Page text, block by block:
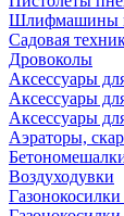
Шлифмашины
Садовая
Дровоколы
Аксессуары
Аксессуары
Аксессуары
Аэраторы,
Воздуходувки